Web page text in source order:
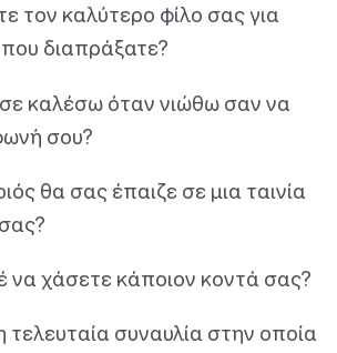
τον καλύτερο φίλο σας για
διαπράξατε?
καλέσω όταν νιώθω σαν να
σου?
θα σας έπαιζε σε μια ταινία
να χάσετε κάποιον κοντά σας?
τελευταία συναυλία στην οποία